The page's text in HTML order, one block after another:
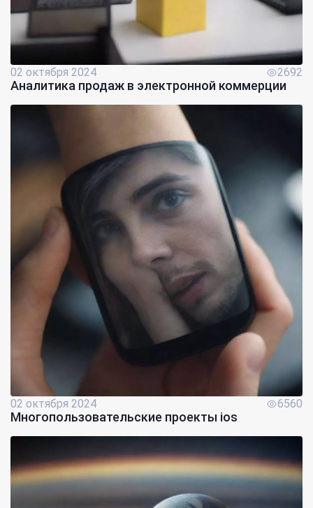
02 октября 2024 2692
Аналитика продаж в электронной коммерции
02 октября 2024 6560
Многопользовательские проекты ios